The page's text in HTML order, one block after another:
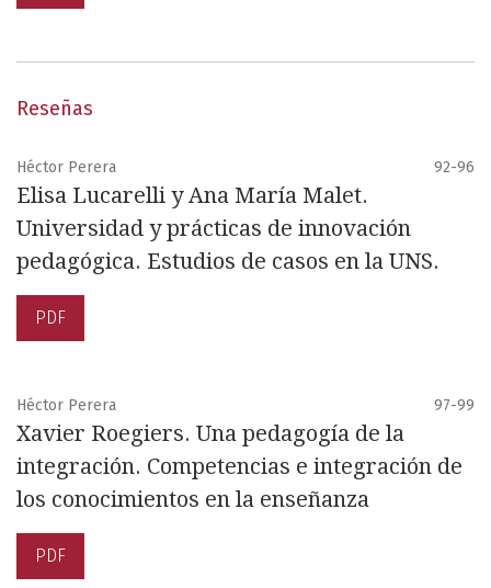
Reseñas
Héctor Perera 92-96
Elisa Lucarelli y Ana María Malet.
Universidad y prácticas de innovación
pedagógica. Estudios de casos en la UNS.
PDF
Héctor Perera 97-99
Xavier Roegiers. Una pedagogía de la
integración. Competencias e integración de
los conocimientos en la enseñanza
PDF